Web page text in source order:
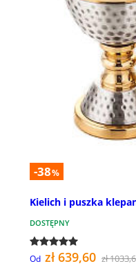
-38%
Kielich i puszka
DOSTĘPNY
Od zł 639,60 zł